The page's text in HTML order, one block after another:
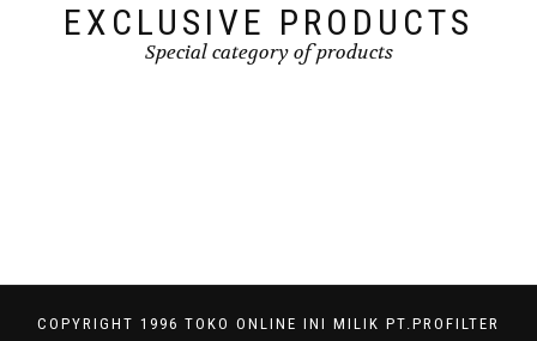
EXCLUSIVE PRODUCTS
Special category of products
COPYRIGHT 1996 TOKO ONLINE INI MILIK PT.PROFILTER